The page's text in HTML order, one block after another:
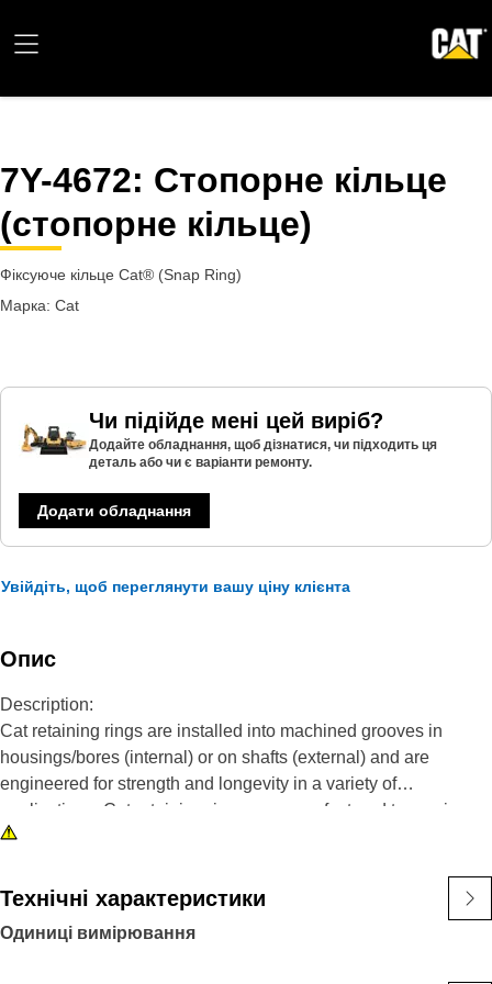
7Y-4672: Стопорне кільце
(стопорне кільце)
Фіксуюче кільце Cat® (Snap Ring)
Марка: Cat
Чи підійде мені цей виріб?
Додайте обладнання, щоб дізнатися, чи підходить ця
деталь або чи є варіанти ремонту.
Додати обладнання
Увійдіть, щоб переглянути вашу ціну клієнта
Опис
Description:
Cat retaining rings are installed into machined grooves in
housings/bores (internal) or on shafts (external) and are
engineered for strength and longevity in a variety of
applications. Cat retaining rings are manufactured to precise
specifications and are built for durability, reliability, and
get more done.
Attributes:
Технічні характеристики
Одиниці вимірювання